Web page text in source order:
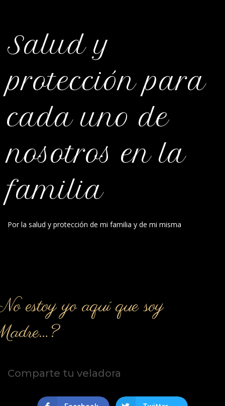
Salud y
protección para
cada uno de
nosotros en la
familia
Por la salud y protección de mi familia y de mi misma
estoy yo aquí que soy
Comparte tu veladora